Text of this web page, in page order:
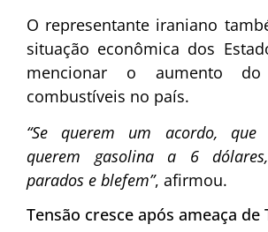
O representante iraniano
situação econômica dos
mencionar o aumento
combustíveis no país.
“Se querem um acordo, que
querem gasolina a 6
parados e blefem”, afirmou.
Tensão cresce após ameaça de